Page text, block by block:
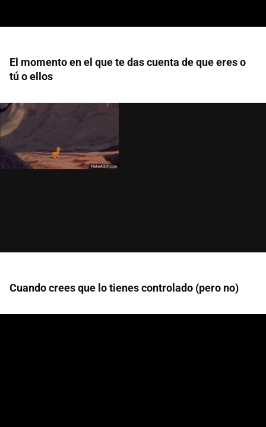
El momento en el que te das cuenta de que eres o
tú o ellos
Cuando crees que lo tienes controlado (pero no)